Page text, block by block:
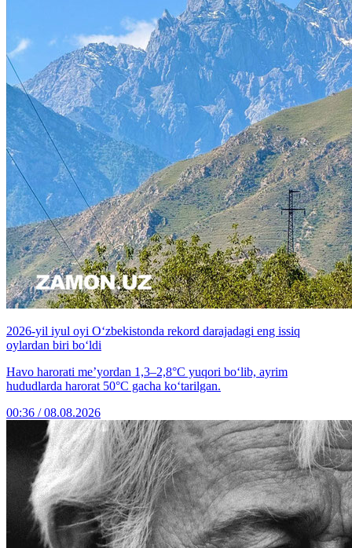
2026-yil iyul oyi O‘zbekistonda rekord darajadagi eng issiq
oylardan biri bo‘ldi
Havo harorati me’yordan 1,3–2,8°C yuqori bo‘lib, ayrim
hududlarda harorat 50°C gacha ko‘tarilgan.
00:36 / 08.08.2026